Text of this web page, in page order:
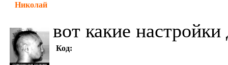
Николай
вот какие
Код: